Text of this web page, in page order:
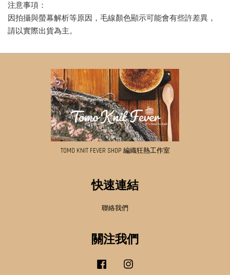
注意事項：
因拍攝與螢幕解析等原因，毛線顏色顯示可能會有些許差異，
請以實際出貨為主。
TOMO KNIT FEVER SHOP 編織狂熱工作室
快速連結
聯絡我們
關注我們
Facebook